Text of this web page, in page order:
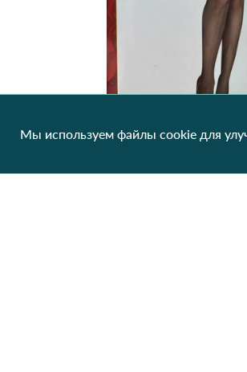
Мы используем файлы cookie для